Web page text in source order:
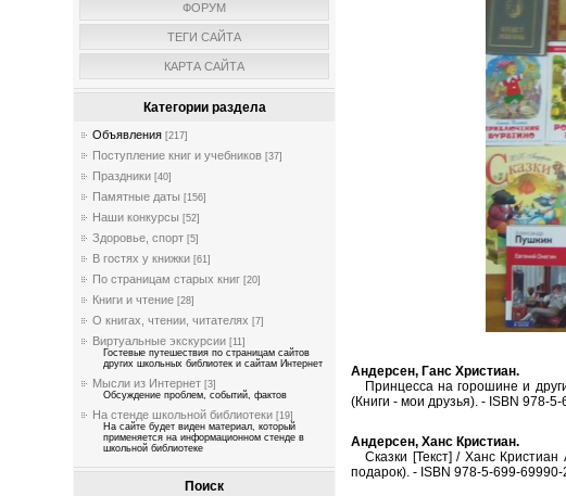
ФОРУМ
ТЕГИ САЙТА
КАРТА САЙТА
Категории раздела
Объявления [217]
Поступление книг и учебников [37]
Праздники [40]
Памятные даты [156]
Наши конкурсы [52]
Здоровье, спорт [5]
В гостях у книжки [61]
По страницам старых книг [20]
Книги и чтение [28]
О книгах, чтении, читателях [7]
Виртуальные экскурсии [11]
Гостевые путешествия по страницам сайтов
других школьных библиотек и сайтам Интернет
Мысли из Интернет [3]
Обсуждение проблем, событий, фактов
На стенде школьной библиотеки [19]
На сайте будет виден материал, который
применяется на информационном стенде в
школьной библиотеке
Поиск
Андерсен, Ганс Христиан.
Принцесса на горошине и
(Книги - мои друзья). - ISBN 978-5-
Андерсен, Ханс Кристиан.
Сказки [Текст] / Ханс
подарок). - ISBN 978-5-699-69990-